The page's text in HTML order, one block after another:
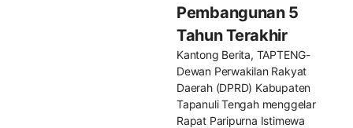
Pembangunan 5
Tahun Terakhir
Kantong Berita, TAPTENG-
Dewan Perwakilan Rakyat
Daerah (DPRD) Kabupaten
Tapanuli Tengah menggelar
Rapat Paripurna Istimewa